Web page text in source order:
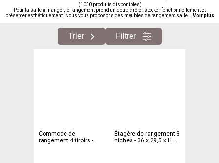
(1050 produits disponibles)
Pour la salle à manger, le rangement prend un double rôle : stocker fonctionnellement et
présenter esthétiquement. Nous vous proposons des meubles de rangement salle à manger à
...Voir plus
Trier Filtrer
Commode de
rangement 4 tiroirs -
Étagère de rangement 3
niches - 36 x 29,5 x H 36